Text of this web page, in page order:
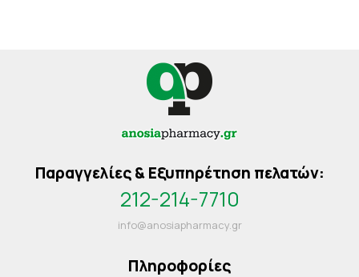
Παραγγελίες & Εξυπηρέτηση πελατών:
212-214-7710
info@anosiapharmacy.gr
Πληροφορίες